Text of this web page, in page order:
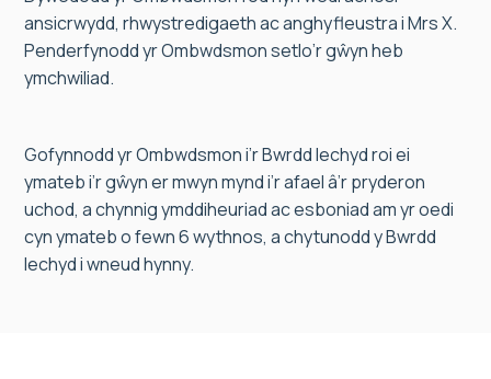
ansicrwydd, rhwystredigaeth ac anghyfleustra i Mrs X.
Penderfynodd yr Ombwdsmon setlo’r gŵyn heb
ymchwiliad.
Gofynnodd yr Ombwdsmon i’r Bwrdd Iechyd roi ei
ymateb i’r gŵyn er mwyn mynd i’r afael â’r pryderon
uchod, a chynnig ymddiheuriad ac esboniad am yr oedi
cyn ymateb o fewn 6 wythnos, a chytunodd y Bwrdd
Iechyd i wneud hynny.